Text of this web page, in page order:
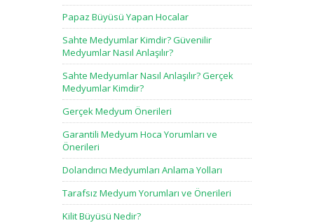
Papaz Büyüsü Yapan Hocalar
Sahte Medyumlar Kimdir? Güvenilir
Medyumlar Nasıl Anlaşılır?
Sahte Medyumlar Nasıl Anlaşılır? Gerçek
Medyumlar Kimdir?
Gerçek Medyum Önerileri
Garantili Medyum Hoca Yorumları ve
Önerileri
Dolandırıcı Medyumları Anlama Yolları
Tarafsız Medyum Yorumları ve Önerileri
Kilit Büyüsü Nedir?